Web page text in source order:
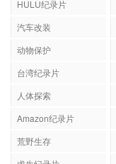
HULU纪录片
汽车改装
动物保护
台湾纪录片
人体探索
Amazon纪录片
荒野生存